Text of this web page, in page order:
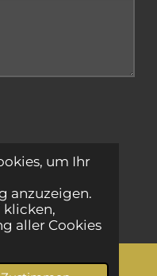
um Ihr
anzuzeigen.
klicken,
aller Cookies